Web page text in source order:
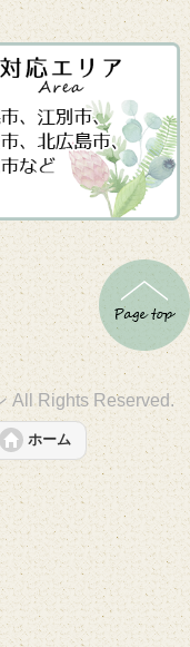
All Rights Reserved.
ホーム